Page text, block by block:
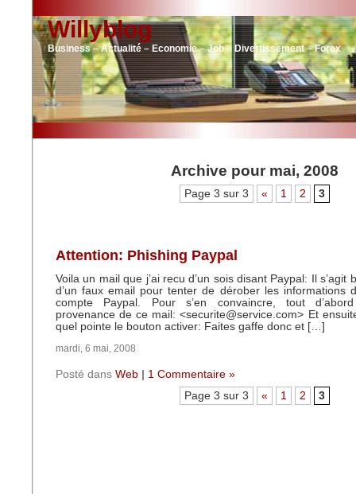
Willyblog
Business – Actualité – Economie – Job – Divertissement – Forex
Archive pour mai, 2008
Page 3 sur 3 « 1 2 3
Attention: Phishing Paypal
Voila un mail que j’ai recu d’un sois disant Paypal: Il s’agit
d’un faux email pour tenter de dérober les informations
compte Paypal. Pour s’en convaincre, tout
provenance de ce mail: <securite@service.com> Et
quel pointe le bouton activer: Faites gaffe donc et […]
mardi, 6 mai, 2008
Posté dans Web
1 Commentaire »
Page 3 sur 3
« 1 2 3